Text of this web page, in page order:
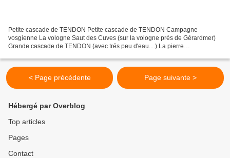
Petite cascade de TENDON Petite cascade de TENDON Campagne
vosgienne La vologne Saut des Cuves (sur la vologne prés de Gérardmer)
Grande cascade de TENDON (avec trés peu d'eau....) La pierre
< Page précédente Page suivante >
Hébergé par Overblog
Top articles
Pages
Contact